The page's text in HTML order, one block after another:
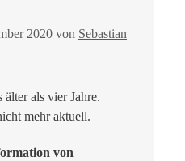
2020 von Sebastian
als vier Jahre.
mehr aktuell.
von